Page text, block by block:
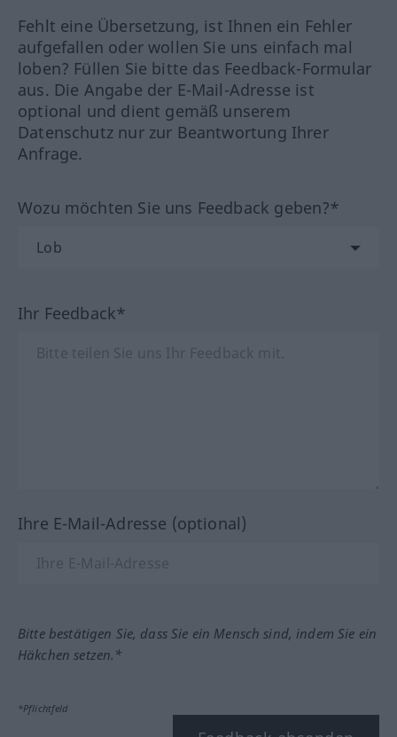
Fehlt eine Übersetzung, ist Ihnen ein Fehler
aufgefallen oder wollen Sie uns einfach mal
loben? Füllen Sie bitte das Feedback-Formular
aus. Die Angabe der E-Mail-Adresse ist
optional und dient gemäß unserem
Datenschutz nur zur Beantwortung Ihrer
Anfrage.
Wozu möchten Sie uns Feedback geben?*
Ihr Feedback*
Ihre E-Mail-Adresse (optional)
Bitte bestätigen Sie, dass Sie ein Mensch sind, indem Sie ein
Häkchen setzen.*
*Pflichtfeld